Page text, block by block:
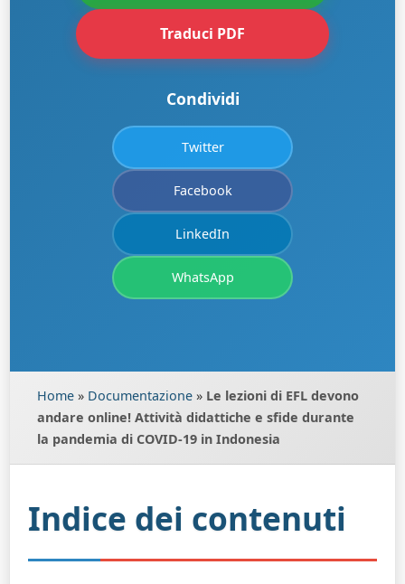
Traduci PDF
Condividi
Twitter
Facebook
LinkedIn
WhatsApp
Home » Documentazione » Le lezioni di EFL devono
andare online! Attività didattiche e sfide durante
la pandemia di COVID-19 in Indonesia
Indice dei contenuti